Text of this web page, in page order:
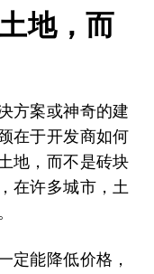
地，而
方案或神奇的建
在于开发商如何
地，而不是砖块
在许多城市，土
定能降低价格，